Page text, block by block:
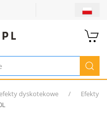
dyskotekowe
Efekty